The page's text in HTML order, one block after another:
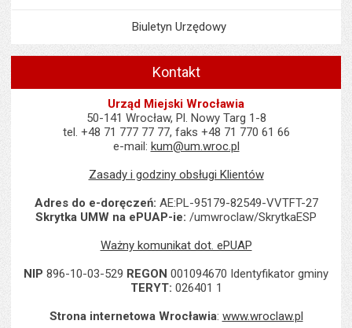
Biuletyn Urzędowy
Kontakt
Urząd Miejski Wrocławia
50-141 Wrocław, Pl. Nowy Targ 1-8
tel. +48 71 777 77 77, faks +48 71 770 61 66
e-mail: kum@um.wroc.pl
Zasady i godziny obsługi Klientów
Adres do e-doręczeń: AE:PL-95179-82549-VVTFT-27
Skrytka UMW na ePUAP-ie: /umwroclaw/SkrytkaESP
Ważny komunikat dot. ePUAP
NIP 896-10-03-529 REGON 001094670 Identyfikator gminy
TERYT: 026401 1
Strona internetowa Wrocławia: www.wroclaw.pl